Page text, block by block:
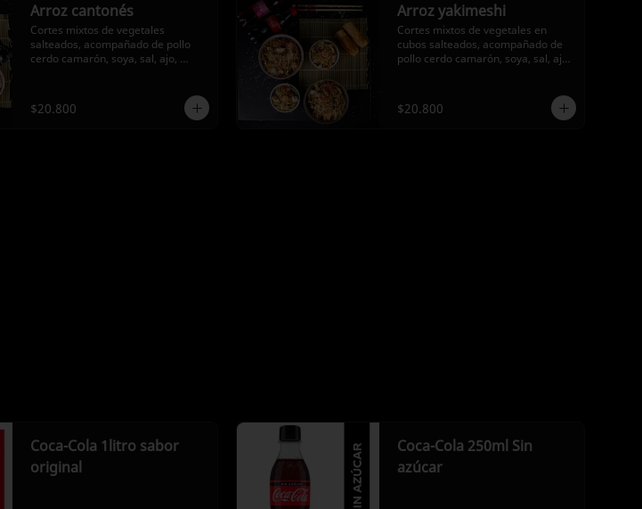
Arroz cantonés
Cortes mixtos de vegetales
salteados, acompañado de pollo
cerdo camarón, soya, sal, ajo,
$20.800
Arroz yakimeshi
Cortes mixtos de vegetales en
cubos salteados, acompañado de
pollo cerdo camarón, soya, sal, ajo,
$20.800
Coca-Cola 1litro sabor
original
Coca-Cola 250ml Sin
azúcar